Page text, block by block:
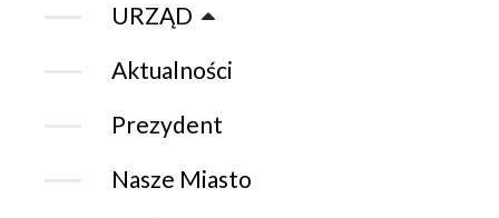
URZĄD
Aktualności
Prezydent
Nasze Miasto